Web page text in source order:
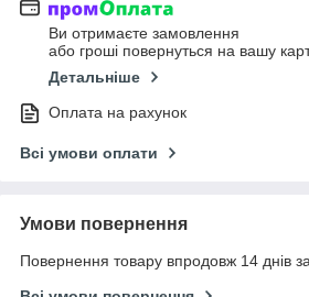
Ви отримаєте замовлення
або гроші повернуться на вашу
Детальніше
Оплата на рахунок
Всі умови оплати
Умови повернення
Повернення товару впродовж 14 днів